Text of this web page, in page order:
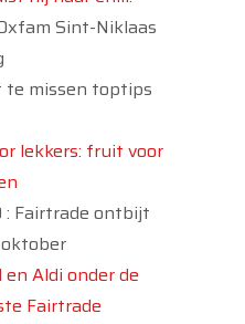
Sint-Niklaas
te missen toptips
lekkers: fruit voor
: Fairtrade ontbijt
en Aldi onder de
Fairtrade